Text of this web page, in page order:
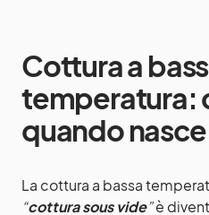
Cottura a
temperatura:
quando nasce
La cottura a bassa
“cottura sous vide”è